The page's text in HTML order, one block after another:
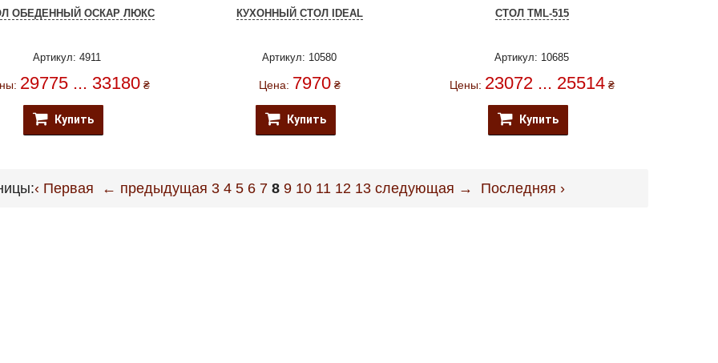
ОБЕДЕННЫЙ ОСКАР ЛЮКС
Артикул: 4911
29775 ... 33180 ₴
Купить
КУХОННЫЙ СТОЛ IDEAL
Артикул: 10580
Цена: 7970 ₴
Купить
СТОЛ TML-515
Артикул: 10685
Цены: 23072 ... 25514 ₴
Купить
‹ Первая ← предыдущая 3 4 5 6 7 8 9 10 11 12 13 следующая → Последняя ›